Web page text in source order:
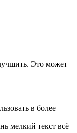
Это может
в более
мелкий текст всё